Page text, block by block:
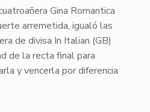
Gina Romantica
arremetida, igualó las
de divisa In Italian (GB)
de la recta final para
y vencerla por diferencia